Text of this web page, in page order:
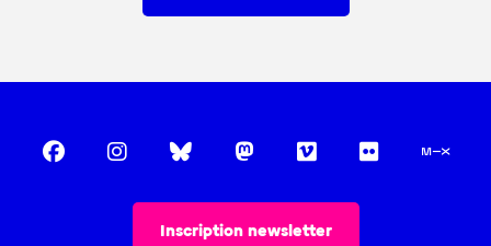
Inscription newsletter